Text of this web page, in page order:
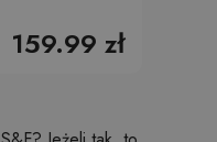
159.99 zł